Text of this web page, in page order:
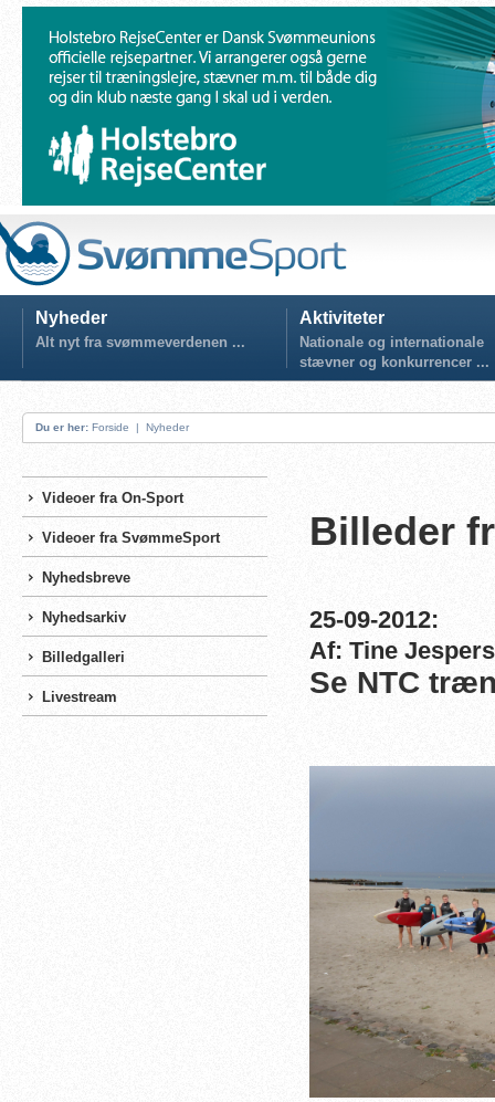
Nyheder
Alt nyt fra svømmeverdenen ...
Aktiviteter
Nationale og internationale
stævner og konkurrencer ...
Du er her: Forside | Nyheder
Videoer fra On-Sport
Videoer fra SvømmeSport
Nyhedsbreve
Nyhedsarkiv
Billedgalleri
Livestream
Billeder
25-09-2012:
Af: Tine
Se NTC